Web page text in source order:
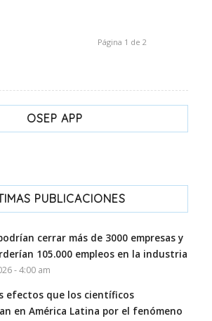
Página 1 de 2
OSEP APP
PUBLICACIONES
cerrar más de 3000 empresas y
105.000 empleos en la industria
- 4:00 am
efectos que los científicos
en América Latina por el fenómeno